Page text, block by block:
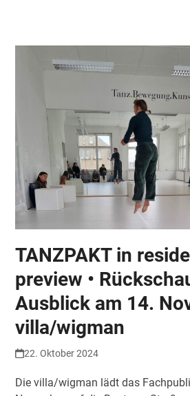
menu
menu
TANZPAKT in
preview •
Ausblick am 14.
villa/wigman
22. Oktober 2024
Die villa/wigman lädt das